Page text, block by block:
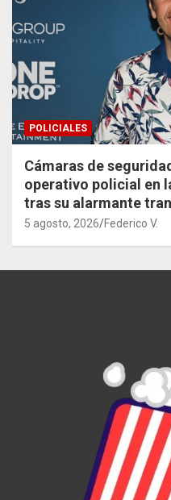
POLICIALES
Cámaras de
operativo policial en
tras su alarmante
5 agosto, 2026 Federico V.